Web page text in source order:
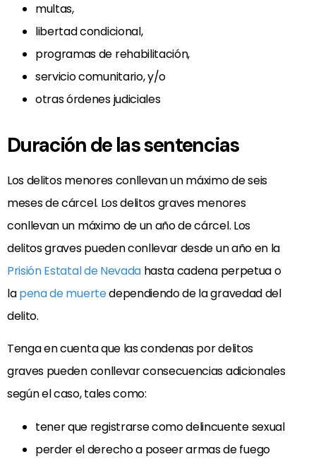
multas,
libertad condicional,
programas de rehabilitación,
servicio comunitario, y/o
otras órdenes judiciales
Duración de las sentencias
Los delitos menores conllevan un máximo de seis
meses de cárcel. Los delitos graves menores
conllevan un máximo de un año de cárcel. Los
delitos graves pueden conllevar desde un año en la
Prisión Estatal de Nevada hasta cadena perpetua o
lapena de muertedependiendo de la gravedad del
delito.
Tenga en cuenta que las condenas por delitos
graves pueden conllevar consecuencias adicionales
según el caso, tales como:
tener que registrarse como delincuente sexual
perder el derecho a poseer armas de fuego